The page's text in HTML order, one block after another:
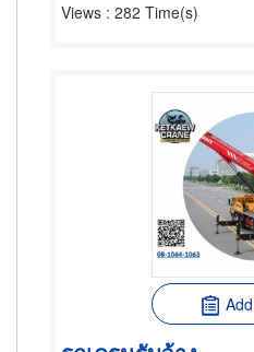
Views : 282 Time(s)